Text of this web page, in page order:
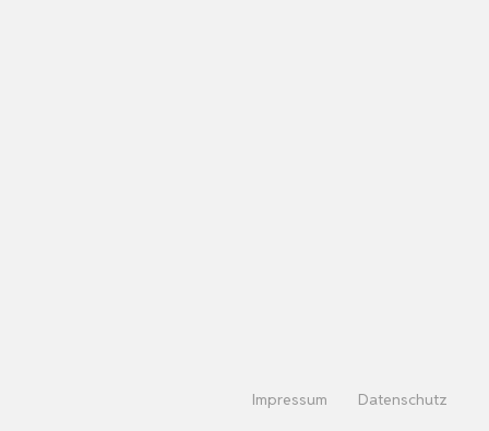
Impressum Datenschutz